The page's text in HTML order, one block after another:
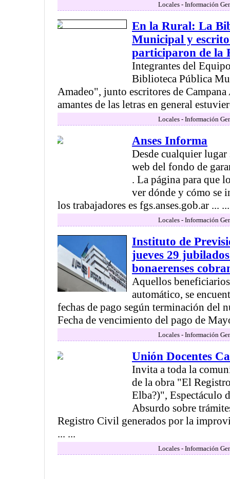
Locales - Información
En la Rural: La
Municipal y
participaron de la
Integrantes del
Biblioteca Pública
Amadeo", junto escritores de
amantes de las letras en general
Locales - Información
Anses Informa
Desde cualquier lugar
web del fondo de
. La página para que
ver dónde y cómo se
los trabajadores es fgs.anses.gob.ar ... ...
Locales - Información
Instituto de
jueves 29
bonaerenses
Aquellos
automático, se
fechas de pago según terminación del
Fecha de vencimiento del pago de
Locales - Información
Unión Docentes
Invita a toda la
de la obra "El
Elba?)", Espectáculo
Absurdo sobre
Registro Civil generados por la
... ...
Locales - Información